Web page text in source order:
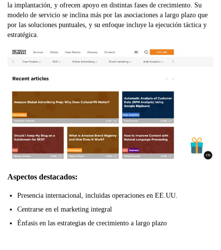
la implantación, y ofrecen apoyo en distintas fases de crecimiento. Su
modelo de servicio se inclina más por las asociaciones a largo plazo que
por las soluciones puntuales, y su enfoque incluye la ejecución táctica y
estratégica.
Aspectos destacados:
Presencia internacional, incluidas operaciones en EE.UU.
Centrarse en el marketing integral
Énfasis en las estrategias de crecimiento a largo plazo